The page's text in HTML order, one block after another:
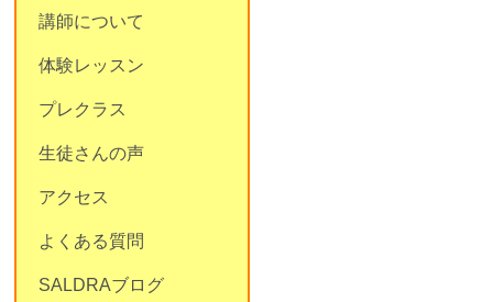
講師について
体験レッスン
プレクラス
生徒さんの声
アクセス
よくある質問
SALDRAブログ